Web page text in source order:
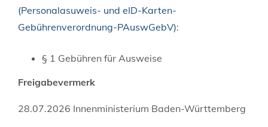
(Personalasuweis- und eID-Karten-
Gebührenverordnung-PAuswGebV):
§ 1 Gebühren für Ausweise
Freigabevermerk
28.07.2026 Innenministerium Baden-Württemberg